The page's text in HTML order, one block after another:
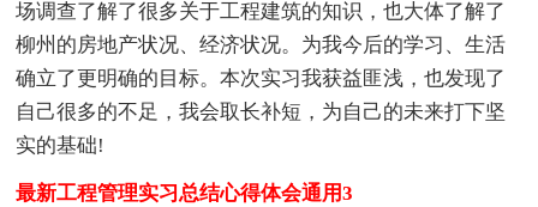
场调查了解了很多关于工程建筑的知识，也大体了解了
柳州的房地产状况、经济状况。为我今后的学习、生活
确立了更明确的目标。本次实习我获益匪浅，也发现了
自己很多的不足，我会取长补短，为自己的未来打下坚
实的基础!
最新工程管理实习总结心得体会通用3